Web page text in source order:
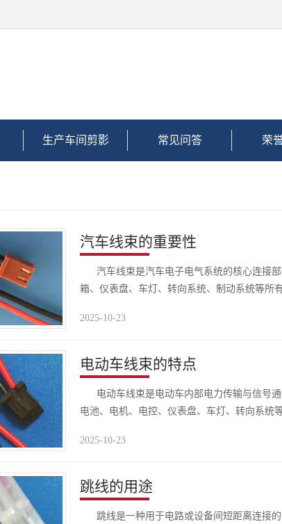
生产车间剪影 常见问答 荣
汽车线束的重要性
汽车线束是汽车电子电气系统的核心连接部
箱、仪表盘、车灯、转向系统、制动系统等所
2025-10-23
电动车线束的特点
电动车线束是电动车内部电力传输与信号通
电池、电机、电控、仪表盘、车灯、转向系统
2025-10-23
跳线的用途
跳线是一种用于电路或设备间短距离连接的